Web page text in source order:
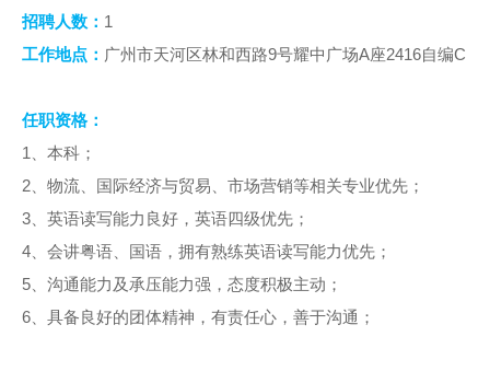
人才招聘
提单条件及条款
招聘人数： 1
工作地点： 广州市天河区林和西路9号耀中广场A座2416自编C
任职资格：
1 、本科；
2、物流、国际经济与贸易、市场营销等相关专业优先；
3、英语读写能力良好，英语四级优先；
4、会讲粤语、国语，拥有熟练英语读写能力优先；
5、沟通能力及承压能力强，态度积极主动；
6、具备良好的团体精神，有责任心，善于沟通；